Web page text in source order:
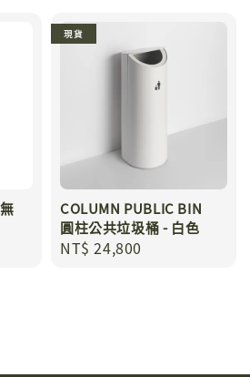
現貨
COLUMN PUBLIC BIN
圓柱公共垃圾桶 - 白色
Regular
NT$ 24,800